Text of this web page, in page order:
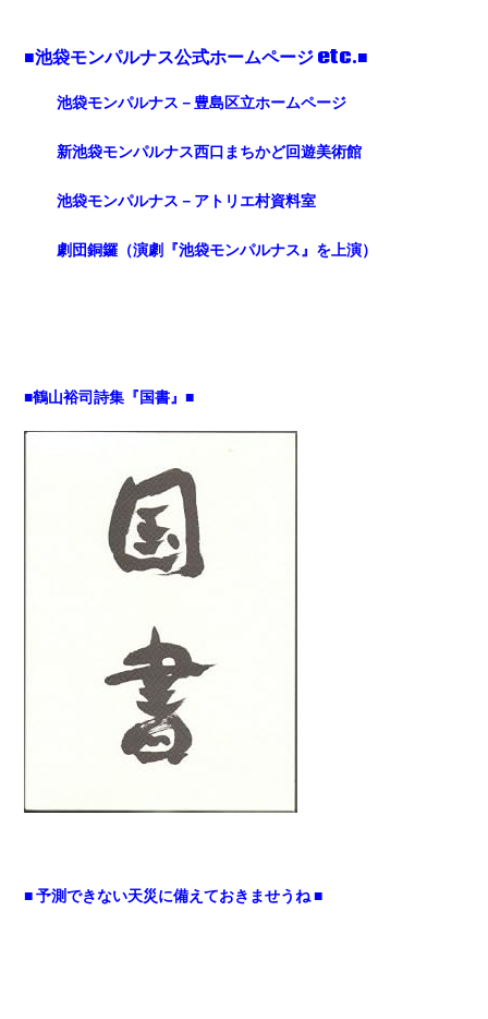
■池袋モンパルナス公式ホームページ etc.■
池袋モンパルナス－豊島区立ホームページ
新池袋モンパルナス西口まちかど回遊美術館
池袋モンパルナス－アトリエ村資料室
劇団銅鑼（演劇『池袋モンパルナス』を上演）
■鶴山裕司詩集『国書』■
■ 予測できない天災に備えておきませうね ■